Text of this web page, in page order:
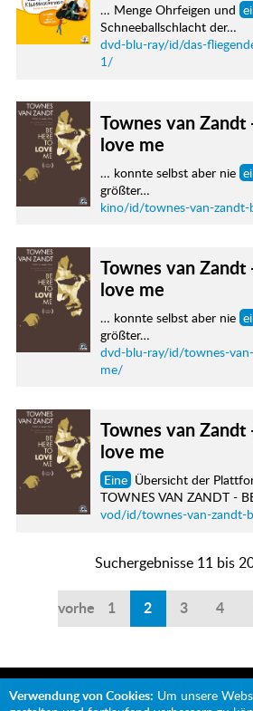
… Menge Ohrfeigen und
Schneeballschlacht der…
dvd-blu-ray/id/das-
1/
Townes van Zandt
love me
… konnte selbst aber nie
größter…
kino/id/townes-van-
Townes van Zandt
love me
… konnte selbst aber nie
größter…
dvd-blu-ray/id/townes-
me/
Townes van Zandt
love me
Eine Übersicht der
TOWNES VAN ZANDT -
vod/id/townes-van-zandt-
Suchergebnisse 11 bis
vorherige
1 2 3 4
Verwendung von Cookies: Um unsere